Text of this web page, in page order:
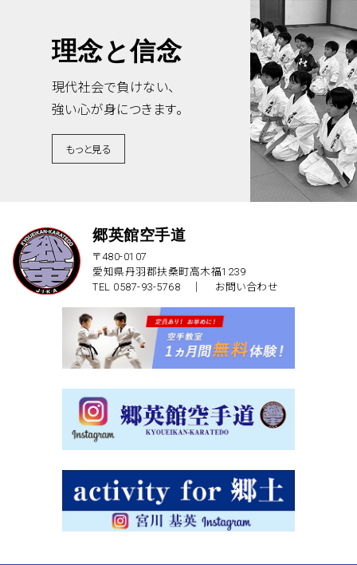
理念と信念
現代社会で負けない、
強い心が身につきます。
もっと見る
郷英館空手道
〒480-0107
愛知県丹羽郡扶桑町高木福1239
TEL 0587-93-5768 ｜
お問い合わせ